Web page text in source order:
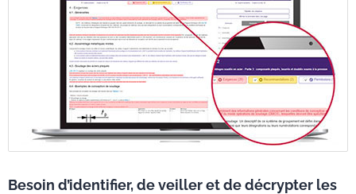
Besoin d’identifier, de veiller et de décrypter les